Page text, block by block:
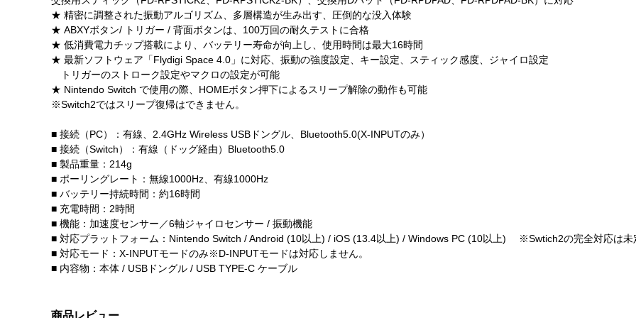
★ 精密に調整された振動アルゴリズム、多層構造が生み出す、圧倒的な没入体験
★ ABXYボタン/ トリガー / 背面ボタンは、100万回の耐久テストに合格
★ 低消費電力チップ搭載により、バッテリー寿命が向上し、使用時間は最大16時間
★ 最新ソフトウェア「Flydigi Space 4.0」に対応、振動の強度設定、キー設定、スティック感度、ジャイロ設定
トリガーのストローク設定やマクロの設定が可能
★ Nintendo Switch で使用の際、HOMEボタン押下によるスリープ解除の動作も可能
※Switch2ではスリープ復帰はできません。
■ 接続（PC）：有線、2.4GHz Wireless USBドングル、Bluetooth5.0(X-INPUTのみ）
■ 接続（Switch）：有線（ドッグ経由）Bluetooth5.0
■ 製品重量：214g
■ ポーリングレート：無線1000Hz、有線1000Hz
■ バッテリー持続時間：約16時間
■ 充電時間：2時間
■ 機能：加速度センサー／6軸ジャイロセンサー / 振動機能
■ 対応プラットフォーム：Nintendo Switch / Android (10以上) / iOS (13.4以上) / Windows PC (10以上) ※Swtich2の完全対応は未
■ 対応モード：X-INPUTモードのみ※D-INPUTモードは対応しません。
■ 内容物：本体 / USBドングル / USB TYPE-C ケーブル
商品レビュー